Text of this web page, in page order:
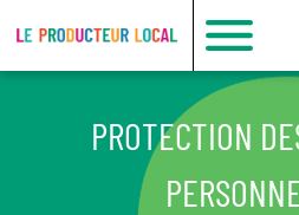
Producteur
local
-
PROTECTION